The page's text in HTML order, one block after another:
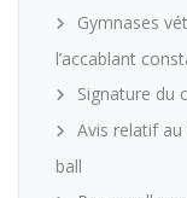
Gymnases
l’accablant
Signature du
Avis relatif
ball